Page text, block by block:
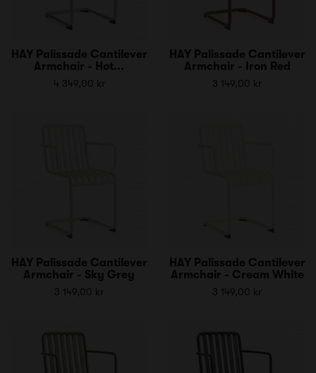
HAY Palissade Cantilever
Armchair - Hot...
4 349,00 kr
HAY Palissade Cantilever
Armchair - Iron Red
3 149,00 kr
HAY Palissade Cantilever
Armchair - Sky Grey
3 149,00 kr
HAY Palissade Cantilever
Armchair - Cream White
3 149,00 kr